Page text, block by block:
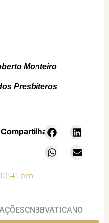
Monteiro
Presbíteros
Compartilhar:
10:41 pm
CNBBVATICANO